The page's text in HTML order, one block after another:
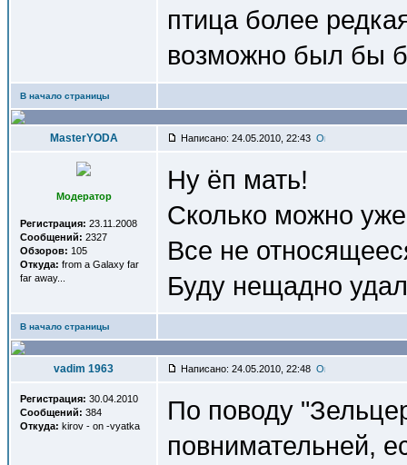
птица более
возможно был бы
В начало страницы
MasterYODA Написано: 24.05.2010, 22:43
Модератор
Регистрация: 23.11.2008
Сообщений: 2327
Обзоров: 105
Откуда: from a Galaxy far
far away...
Ну ёп мать!
Сколько можно
Все не
Буду нещадно
В начало страницы
vadim 1963 Написано: 24.05.2010, 22:48
Регистрация: 30.04.2010
Сообщений: 384
Откуда: kirov - on -vyatka
По поводу
повнимательней,